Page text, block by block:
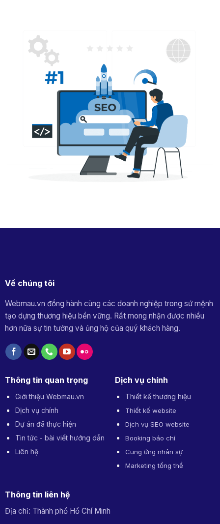
Về chúng tôi
Webmau.vn đồng hành cùng các doanh nghiệp trong sứ mệnh
tạo dựng thương hiệu bền vững. Rất mong nhận được nhiều
hơn nữa sự tin tưởng và ủng hộ của quý khách hàng.
Thông tin quan trọng
Giới thiệu Webmau.vn
Dịch vụ chính
Dự án đã thực hiện
Tin tức - bài viết hướng dẫn
Liên hệ
Dịch vụ chính
Thiết kế thương hiệu
Thiết kế website
Dịch vụ SEO website
Booking báo chí
Cung ứng nhân sự
Marketing tổng thể
Thông tin liên hệ
Địa chỉ: Thành phố Hồ Chí Minh